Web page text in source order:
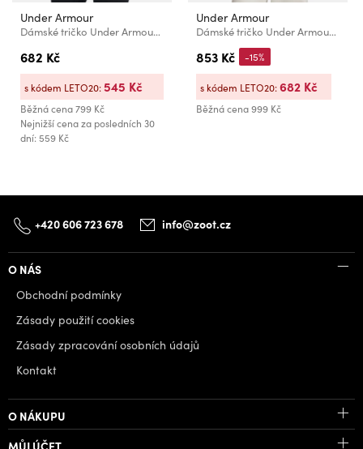
Under Armour
Dámské tričko Under Armour Tech SSV- Twist
682 Kč
Běžná cena799 Kč
Nejnižší cena za posledních 30
dní: 559 Kč
s kódem LETO20:545 Kč
Under Armour
Dámské tričko Under Armour UA Rival Rib Baby Tee
853 Kč
Běžná cena999 Kč
-15%
s kódem LETO20:682 Kč
+420 606 723 678 info@zoot.cz
O NÁS
Obchodní podmínky
Zásady použití cookies
Zásady zpracování osobních údajů
Kontakt
O NÁKUPU